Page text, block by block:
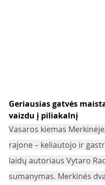
Geriausias gatvės
vaizdu į piliakalnį
Vasaros kiemas
rajone – keliautojo ir
laidų autoriaus Vytaro
sumanymas. Merkinės